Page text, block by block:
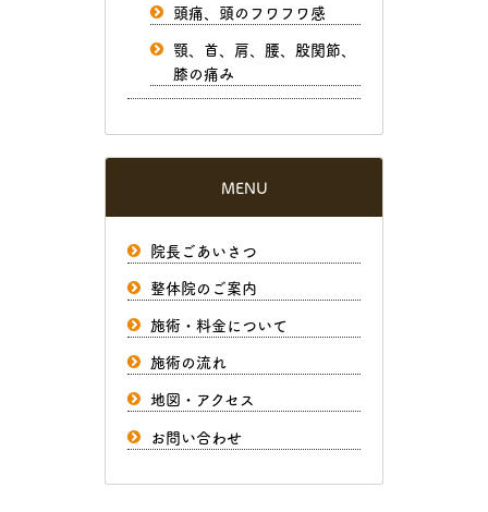
頭痛、頭のフワフワ感
顎、首、肩、腰、股関節、
膝の痛み
MENU
院長ごあいさつ
整体院のご案内
施術・料金について
施術の流れ
地図・アクセス
お問い合わせ